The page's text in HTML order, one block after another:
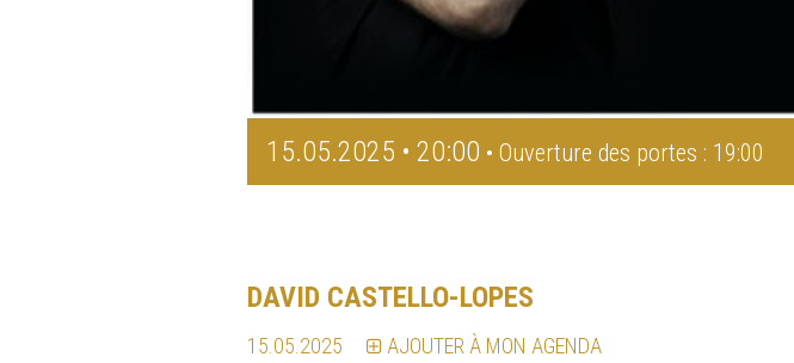
15.05.2025 • 20:00 • Ouverture des portes : 19:00
DAVID CASTELLO-LOPES
15.05.2025 AJOUTER À MON AGENDA